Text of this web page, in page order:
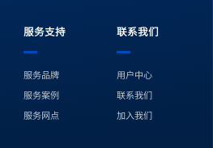
微信公众号 视频号
服务支持
服务品牌
服务案例
服务网点
联系我们
用户中心
联系我们
加入我们